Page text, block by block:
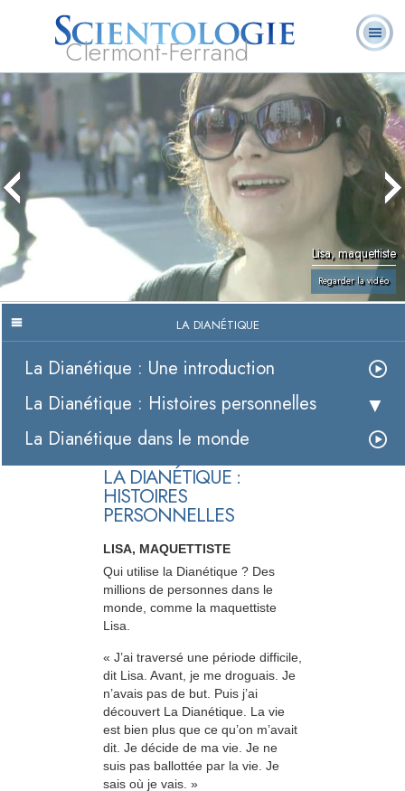
Clermont-Ferrand
L. Ron Hubbard
Qu’est-ce que la
Scientologie ?
Ministres
volontaires
questions
Livres
Lisa, maquettiste
Regarder la vidéo
LA DIANÉTIQUE
La Dianétique : Une introduction
La Dianétique : Histoires personnelles
La Dianétique dans le monde
LA DIANÉTIQUE :
HISTOIRES
PERSONNELLES
LISA, MAQUETTISTE
Qui utilise la Dianétique ? Des
millions de personnes dans le
monde, comme la maquettiste
Lisa.
« J’ai traversé une période difficile,
dit Lisa. Avant, je me droguais. Je
n’avais pas de but. Puis j’ai
découvert La Dianétique. La vie
est bien plus que ce qu’on m’avait
dit. Je décide de ma vie. Je ne
suis pas ballottée par la vie. Je
sais où je vais. »